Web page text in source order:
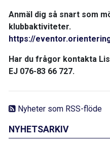
Nyheter som RSS-flöde
NYHETSARKIV
Anmäl dig så snart som
klubbaktiviteter.
https://
Har du frågor kontakta
EJ 076-83 66 727.